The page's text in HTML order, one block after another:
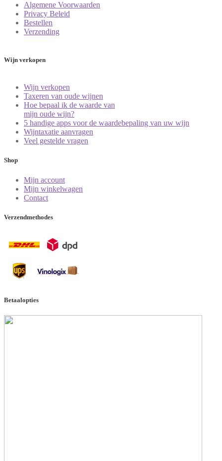
Algemene Voorwaarden
Privacy Beleid
Bestellen
Verzending
Wijn verkopen
Wijn verkopen
Taxeren van oude wijnen
Hoe bepaal ik de waarde van
mijn oude wijn?
5 handige apps voor de waardebepaling van uw wijn
Wijntaxatie aanvragen
Veel gestelde vragen
Shop
Mijn account
Mijn winkelwagen
Contact
Verzendmethodes
Betaalopties